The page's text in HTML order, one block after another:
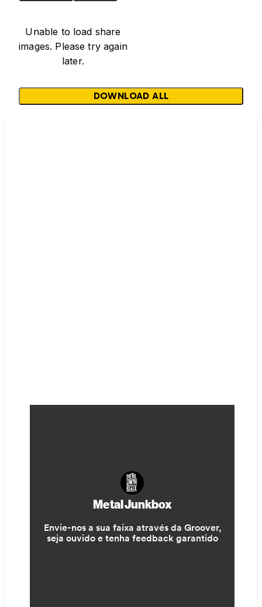
Unable to load share
images. Please try again
later.
DOWNLOAD ALL